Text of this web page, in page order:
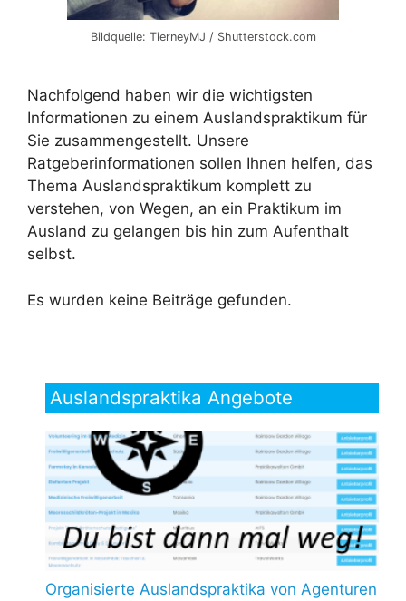
Bildquelle: TierneyMJ / Shutterstock.com
Nachfolgend haben wir die wichtigsten
Informationen zu einem Auslandspraktikum für
Sie zusammengestellt. Unsere
Ratgeberinformationen sollen Ihnen helfen, das
Thema Auslandspraktikum komplett zu
verstehen, von Wegen, an ein Praktikum im
Ausland zu gelangen bis hin zum Aufenthalt
selbst.
Es wurden keine Beiträge gefunden.
Auslandspraktika Angebote
Organisierte Auslandspraktika von Agenturen